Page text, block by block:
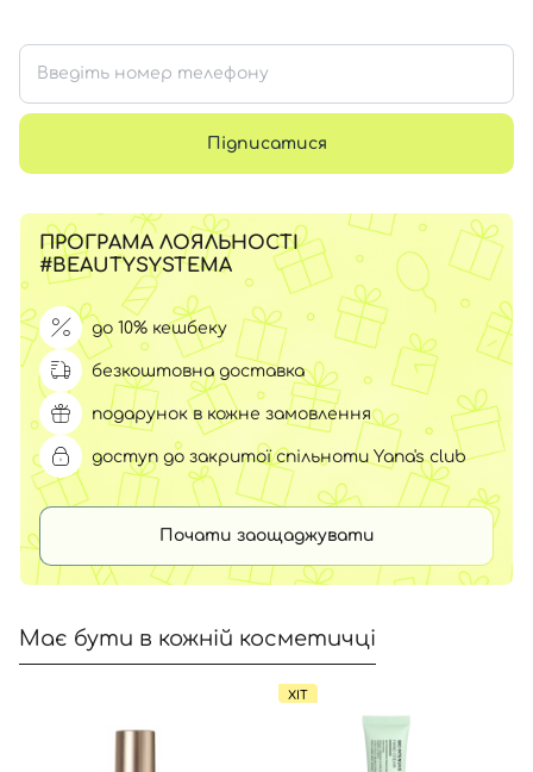
Підписатися
ПРОГРАМА ЛОЯЛЬНОСТІ
#BEAUTYSYSTEMA
до 10% кешбеку
безкоштовна доставка
подарунок в кожне замовлення
доступ до закритої спільноти Yana's club
Почати заощаджувати
Має бути в кожній косметичці
ХІТ